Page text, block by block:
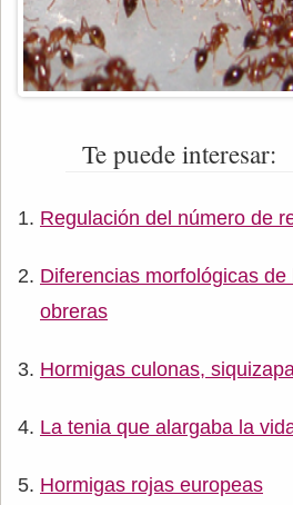
Te puede interesar:
Regulación del número de
Diferencias morfológicas
obreras
Hormigas culonas,
La tenia que alargaba la
Hormigas rojas europeas